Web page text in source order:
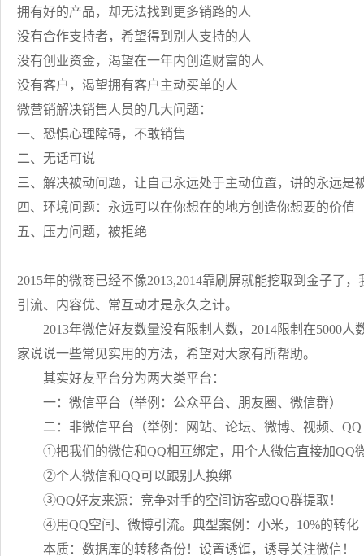
拥有好的产品，却无法找到更多销路的人
没有合作支持者，希望得到别人支持的人
没有创业资金，渴望在一年内创造财富的人
没有客户，渴望拥有客户主动买单的人
微营销解决销售人员的几大问题：
一、恐惧心理障碍，不敢销售
二、无话可说
三、解决被动问题，让自己永远处于主动位置，讲的永远是
四、环境问题：永远可以在你想在的地方创造你想要的价值
五、压力问题，被拒绝
2015年的微商已经不像2013,2014靠刷屏就能挖取到金子了
引流、内容优、常互动才是永久之计。
2013年微信好友数量没有限制人数，2014限制在5000人
家说说一些常见实用的方法，希望对大家有所帮助。
其实好友平台分为两大类平台：
一：微信平台（举例：公众平台、朋友圈、微信群）
二：非微信平台（举例：网站、论坛、微博、视频、QQ
①把我们的微信和QQ相互绑定，用个人微信直接加QQ
②个人微信和QQ可以跟别人换绑
③QQ好友来源：竞争对手的空间访客或QQ群提取！
④用QQ空间、微博引流。典型案例：小米，10%的转化
本质：数据库的转移备份！设置诱饵，诱导关注微信！